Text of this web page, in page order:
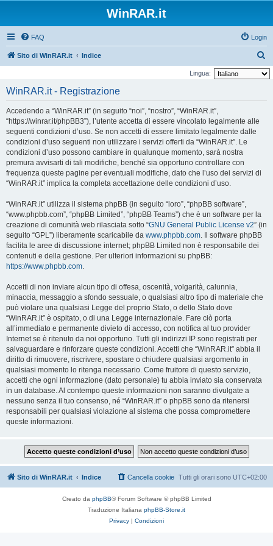
WinRAR.it
FAQ Login
Sito di WinRAR.it Indice
e
Lingua:
WinRAR.it - Registrazione
Accedendo a “WinRAR.it” (in seguito “noi”, “nostro”, “WinRAR.it”,
“https://winrar.it/phpBB3”), l’utente accetta di essere vincolato legalmente alle
seguenti condizioni d’uso. Se non accetti di essere limitato legalmente dalle
condizioni d’uso seguenti non utilizzare i servizi offerti da “WinRAR.it”. Le
condizioni d’uso possono cambiare in qualunque momento, sarà nostra
premura avvisarti di tali modifiche, benché sia opportuno controllare con
frequenza queste pagine per eventuali modifiche, dato che l’uso dei servizi di
“WinRAR.it” implica la completa accettazione delle condizioni d’uso.
“WinRAR.it” utilizza il sistema phpBB (in seguito “loro”, “phpBB software”,
“www.phpbb.com”, “phpBB Limited”, “phpBB Teams”) che è un software per la
creazione di comunità web rilasciata sotto “GNU General Public License v2” (in
seguito “GPL”) liberamente scaricabile da www.phpbb.com. Il software phpBB
facilita le aree di discussione internet; phpBB Limited non è responsabile dei
contenuti e della gestione. Per ulteriori informazioni su phpBB:
https://www.phpbb.com.
Accetti di non inviare alcun tipo di offesa, oscenità, volgarità, calunnia,
minaccia, messaggio a sfondo sessuale, o qualsiasi altro tipo di materiale che
può violare una qualsiasi Legge del proprio Stato, o dello Stato dove
“WinRAR.it” è ospitato, o di una Legge internazionale. Fare ciò porta
all’immediato e permanente divieto di accesso, con notifica al tuo provider
Internet se è ritenuto da noi opportuno. Tutti gli indirizzi IP sono registrati per
salvaguardare e rinforzare queste condizioni. Accetti che “WinRAR.it” abbia il
diritto di rimuovere, riscrivere, spostare o chiudere qualsiasi argomento in
qualsiasi momento lo ritenga necessario. Come fruitore di questo servizio,
accetti che ogni informazione (dato personale) tu abbia inviato sia conservata
in un database. Al contempo queste informazioni non saranno divulgate a
nessuno senza il tuo consenso, né “WinRAR.it” o phpBB sono da ritenersi
responsabili per qualsiasi violazione al sistema che possa compromettere
queste informazioni.
Sito di WinRAR.it Indice Tutti gli orari sono UTC+02:00
Cancella cookie
Creato da phpBB® Forum Software © phpBB Limited
Traduzione Italiana phpBB-Store.it
Privacy | Condizioni